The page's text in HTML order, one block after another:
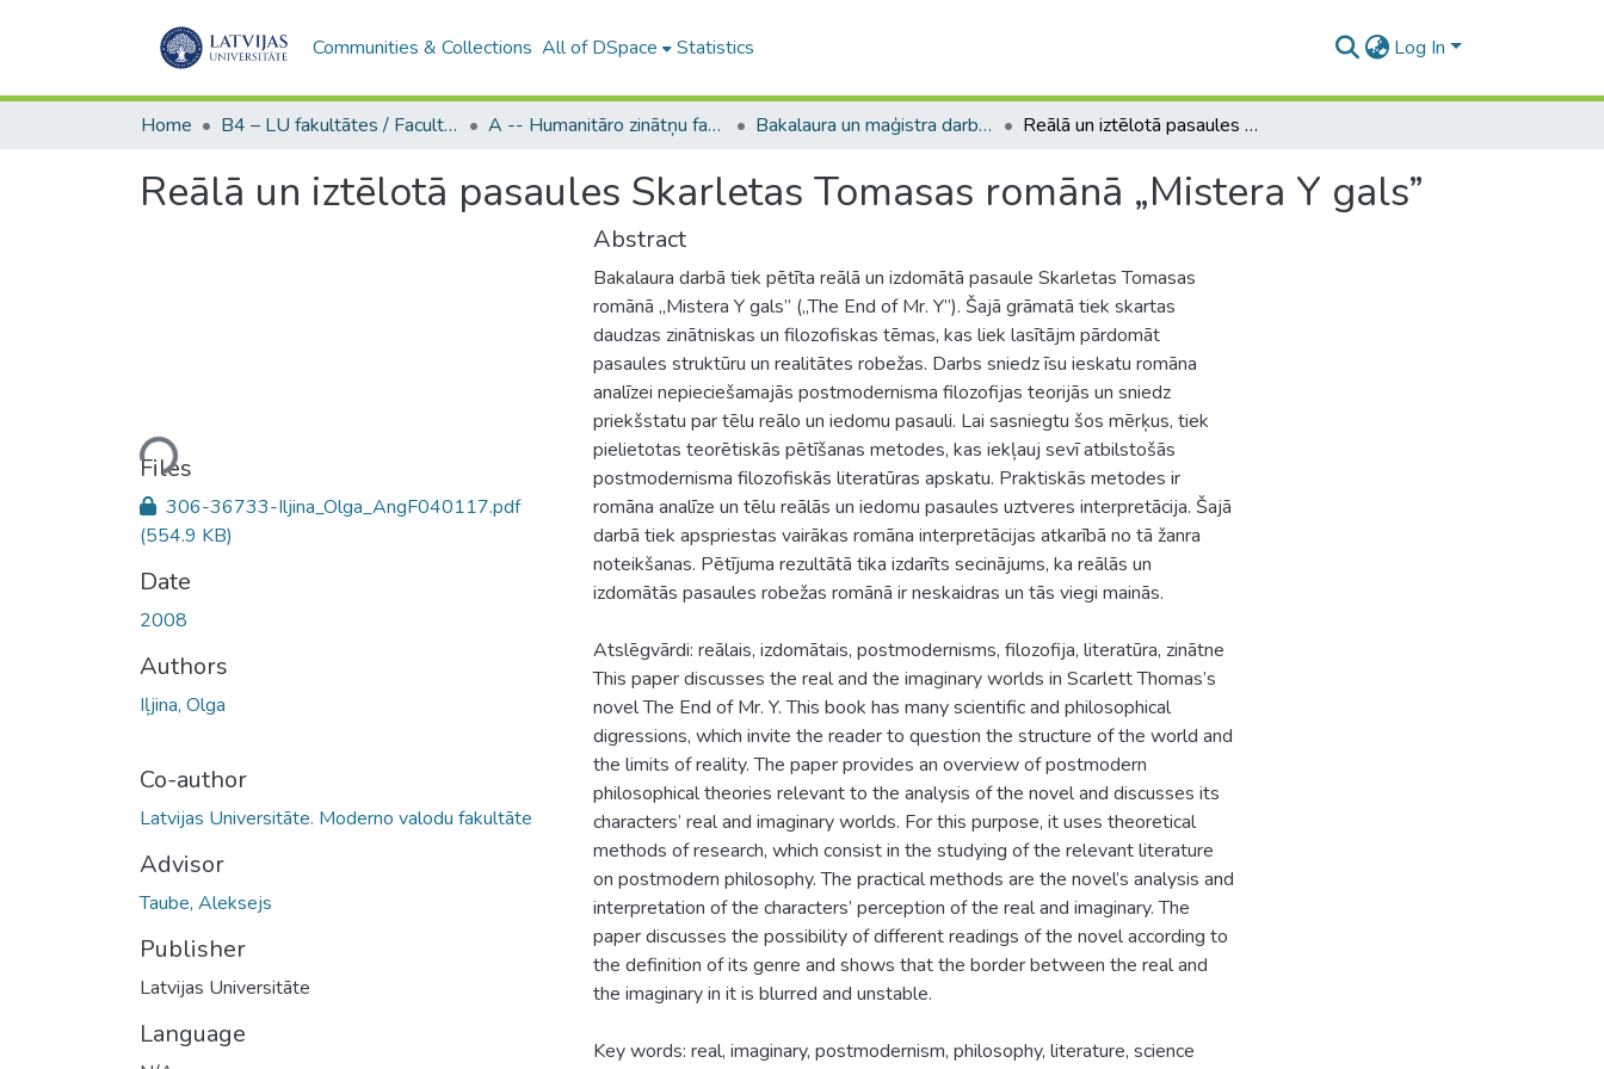
Communities & Collections All of DSpace Statistics Log In
Home B4 – LU fakultātes / Faculties of the UL A -- Humanitāro zinātņu fakultāte / Faculty of Humanities Bakalaura un maģistra darbi (HZF) / Bachelor's and Master's theses Reālā un iztēlotā pasaules Skarletas Tomasas romānā „Mistera Y gals”
Reālā un iztēlotā pasaules Skarletas Tomasas romānā „Mistera Y gals”
Loading...
Files
306-36733-Iljina_Olga_AngF040117.pdf
(554.9 KB)
Date
2008
Authors
Iļjina, Olga
Co-author
Latvijas Universitāte. Moderno valodu fakultāte
Advisor
Taube, Aleksejs
Publisher
Latvijas Universitāte
Language
Abstract
Bakalaura darbā tiek pētīta reālā un izdomātā pasaule Skarletas Tomasas
romānā ,,Mistera Y gals” (,,The End of Mr. Y”). Šajā grāmatā tiek skartas
daudzas zinātniskas un filozofiskas tēmas, kas liek lasītājm pārdomāt
pasaules struktūru un realitātes robežas. Darbs sniedz īsu ieskatu romāna
analīzei nepieciešamajās postmodernisma filozofijas teorijās un sniedz
priekšstatu par tēlu reālo un iedomu pasauli. Lai sasniegtu šos mērķus, tiek
pielietotas teorētiskās pētīšanas metodes, kas iekļauj sevī atbilstošās
postmodernisma filozofiskās literatūras apskatu. Praktiskās metodes ir
romāna analīze un tēlu reālās un iedomu pasaules uztveres interpretācija. Šajā
darbā tiek apspriestas vairākas romāna interpretācijas atkarībā no tā žanra
noteikšanas. Pētījuma rezultātā tika izdarīts secinājums, ka reālās un
izdomātās pasaules robežas romānā ir neskaidras un tās viegi mainās.
Atslēgvārdi: reālais, izdomātais, postmodernisms, filozofija, literatūra, zinātne
This paper discusses the real and the imaginary worlds in Scarlett Thomas’s
novel The End of Mr. Y. This book has many scientific and philosophical
digressions, which invite the reader to question the structure of the world and
the limits of reality. The paper provides an overview of postmodern
philosophical theories relevant to the analysis of the novel and discusses its
characters’ real and imaginary worlds. For this purpose, it uses theoretical
methods of research, which consist in the studying of the relevant literature
on postmodern philosophy. The practical methods are the novel’s analysis and
interpretation of the characters’ perception of the real and imaginary. The
paper discusses the possibility of different readings of the novel according to
the definition of its genre and shows that the border between the real and
the imaginary in it is blurred and unstable.
Key words: real, imaginary, postmodernism, philosophy, literature, science